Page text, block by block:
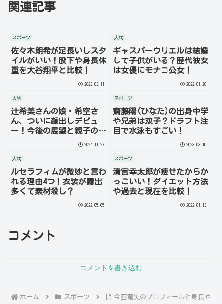
関連記事
スポーツ
佐々木朗希が足長いしスタ
イルがいい！股下や身長体
重を大谷翔平と比較！
2023.03.11
人物
ギャスパーウリエルは結婚
して子供がいる？歴代彼女
は女優にモナコ公女！
2022.01.20
人物
辻希美さんの娘・希空さ
ん、ついに顔出しデビュ
ー！今後の展望と親子の絆
2024.11.27
スポーツ
齋藤陽(ひなた)の出身中学
や兄弟は双子？ドラフト注
目で水泳もすごい！
2023.03.10
人物
ルセラフィムが微妙と言わ
れる理由4つ！衣装が露出
多くて素材殺し？
2022.05.05
スポーツ
清宮幸太郎が痩せたからか
っこいい！ダイエット方法
や過去と現在を比較！
2022.01.13
コメント
コメントを書き込む
ホーム スポーツ
今西竜矢のプロフィールと身長や